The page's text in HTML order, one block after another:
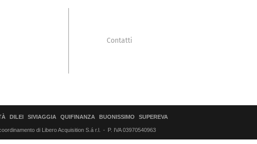
Contatti
DILEI SIVIAGGIA QUIFINANZA BUONISSIMO SUPEREVA
di Libero Acquisition S.á r.l. P. IVA 03970540963